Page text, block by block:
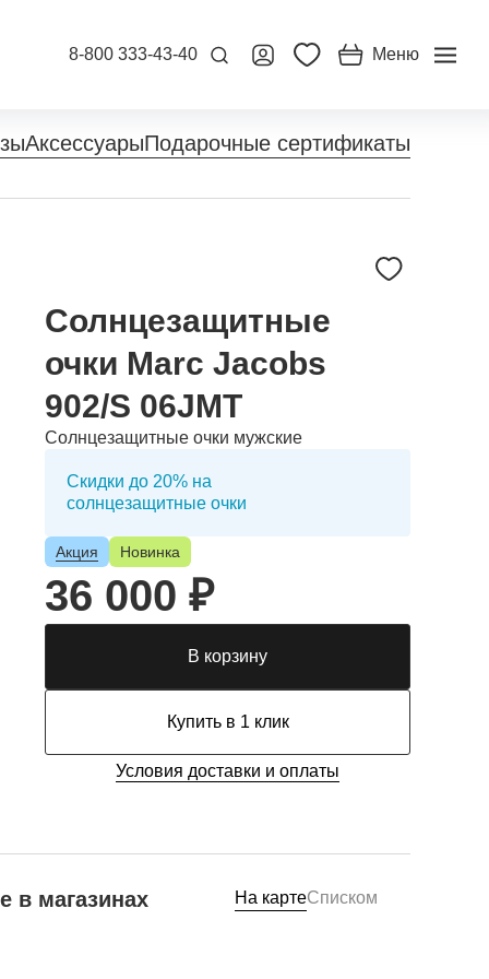
8-800 333-43-40 Меню
АксессуарыПодарочные сертификаты
Солнцезащитные
очки Marc Jacobs
902/S 06JMT
Солнцезащитные очки мужские
Скидки до 20% на
солнцезащитные очки
Акция Новинка
36 000 ₽
В корзину
Купить в 1 клик
Условия доставки и оплаты
в магазинах На картеСписком